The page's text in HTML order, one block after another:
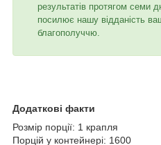
результатів протягом семи
посилює нашу відданість
благополуччю.
Додаткові факти
Розмір порції: 1 крапля
Порцій у контейнері: 1600